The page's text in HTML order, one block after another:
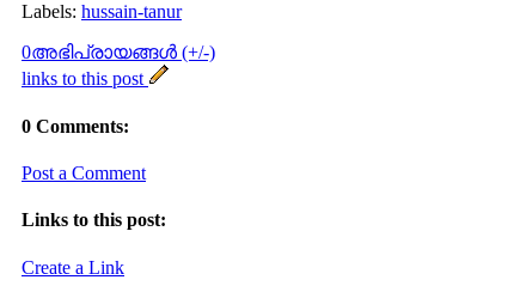
Labels: hussain-tanur
0അഭിപ്രായങ്ങള്‍ (+/-)
links to this post
0 Comments:
Post a Comment
Links to this post:
Create a Link